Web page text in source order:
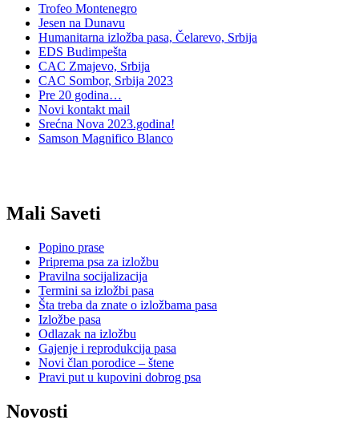
Trofeo Montenegro
Jesen na Dunavu
Humanitarna izložba pasa, Čelarevo, Srbija
EDS Budimpešta
CAC Zmajevo, Srbija
CAC Sombor, Srbija 2023
Pre 20 godina…
Novi kontakt mail
Srećna Nova 2023.godina!
Samson Magnifico Blanco
Mali Saveti
Popino prase
Priprema psa za izložbu
Pravilna socijalizacija
Termini sa izložbi pasa
Šta treba da znate o izložbama pasa
Izložbe pasa
Odlazak na izložbu
Gajenje i reprodukcija pasa
Novi član porodice – štene
Pravi put u kupovini dobrog psa
Novosti